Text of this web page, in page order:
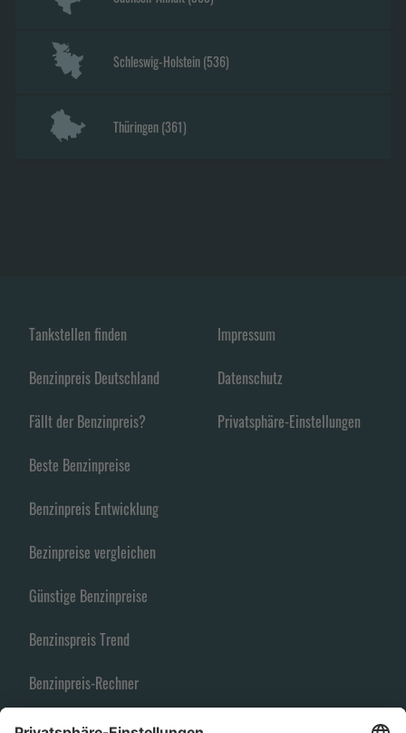
Schleswig-Holstein(536)
Thüringen(361)
Tankstellen finden
Benzinpreis Deutschland
Fällt der Benzinpreis?
Beste Benzinpreise
Benzinpreis Entwicklung
Bezinpreise vergleichen
Günstige Benzinpreise
Benzinspreis Trend
Benzinpreis-Rechner
Spritpreise
Impressum
Datenschutz
Privatsphäre-Einstellungen